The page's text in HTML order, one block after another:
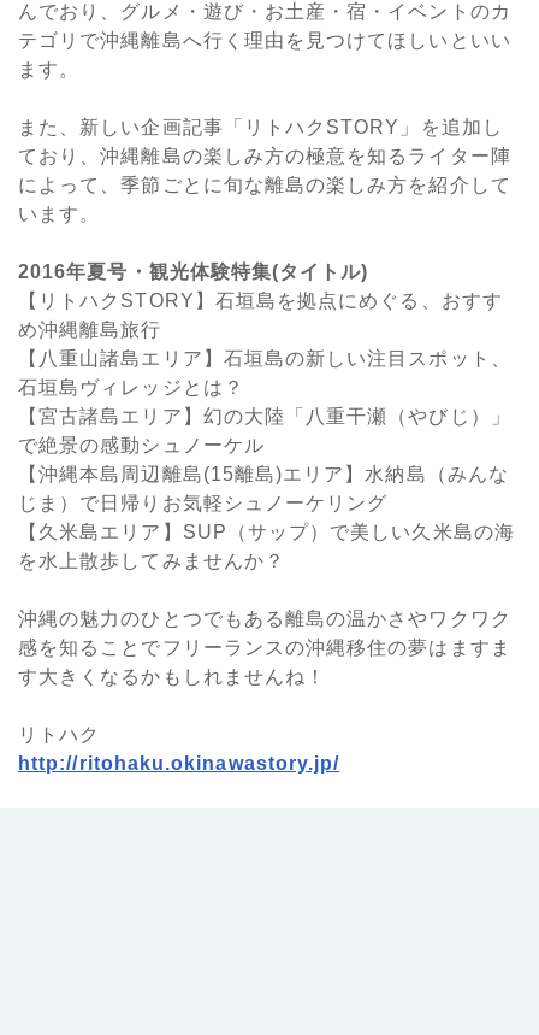
んでおり、グルメ・遊び・お土産・宿・イベントのカ
テゴリで沖縄離島へ行く理由を見つけてほしいといい
ます。
また、新しい企画記事「リトハクSTORY」を追加し
ており、沖縄離島の楽しみ方の極意を知るライター陣
によって、季節ごとに旬な離島の楽しみ方を紹介して
います。
2016年夏号・観光体験特集(タイトル)
【リトハクSTORY】石垣島を拠点にめぐる、おすす
め沖縄離島旅行
【八重山諸島エリア】石垣島の新しい注目スポット、
石垣島ヴィレッジとは？
【宮古諸島エリア】幻の大陸「八重干瀬（やびじ）」
で絶景の感動シュノーケル
【沖縄本島周辺離島(15離島)エリア】水納島（みんな
じま）で日帰りお気軽シュノーケリング
【久米島エリア】SUP（サップ）で美しい久米島の海
を水上散歩してみませんか？
沖縄の魅力のひとつでもある離島の温かさやワクワク
感を知ることでフリーランスの沖縄移住の夢はますま
す大きくなるかもしれませんね！
リトハク
http://ritohaku.okinawastory.jp/